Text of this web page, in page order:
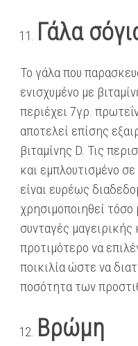
Γάλα
Το γάλα που
ενισχυμένο με
περιέχει 7γρ.
αποτελεί επίσης
βιταμίνης D. Τις
και εμπλουτισμένο
είναι ευρέως
χρησιμοποιηθεί
συνταγές μαγειρικής
προτιμότερο να
ποικιλία ώστε να
ποσότητα των
Βρώμη